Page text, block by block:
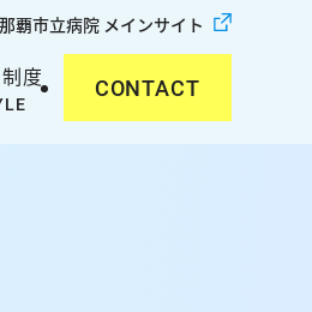
那覇市立病院 メインサイト
度 CONTACT